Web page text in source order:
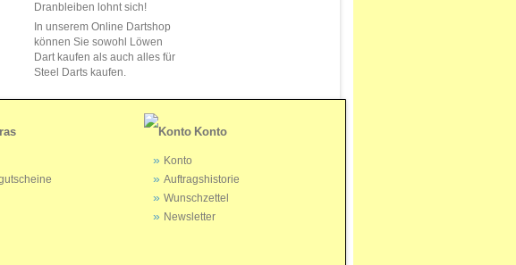
Dranbleiben lohnt sich!
In unserem Online Dartshop
können Sie sowohl Löwen
Dart kaufen als auch alles für
Steel Darts kaufen.
Konto
Konto
Auftragshistorie
Wunschzettel
Newsletter